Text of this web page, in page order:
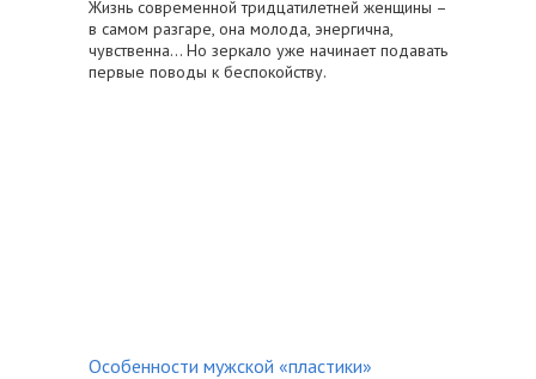
Жизнь современной тридцатилетней женщины –
в самом разгаре, она молода, энергична,
чувственна… Но зеркало уже начинает подавать
первые поводы к беспокойству.
Особенности мужской «пластики»